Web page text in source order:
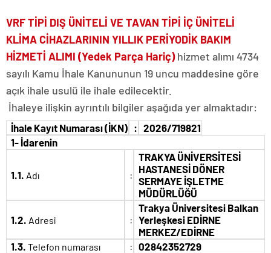
VRF TİPİ DIŞ ÜNİTELİ VE TAVAN TİPİ İÇ ÜNİTELİ
KLİMA CİHAZLARININ YILLIK PERİYODİK BAKIM
HİZMETİ ALIMI (Yedek Parça Hariç)hizmet alımı 4734
sayılı Kamu İhale Kanununun 19 uncu maddesine göre
açık ihale usulü ile ihale edilecektir.
İhaleye ilişkin ayrıntılı bilgiler aşağıda yer almaktadır:
İhale Kayıt Numarası (İKN) : 2026/719821
1- İdarenin
1.1. Adı :
TRAKYA ÜNİVERSİTESİ
HASTANESİ DÖNER
SERMAYE İŞLETME
MÜDÜRLÜĞÜ
1.2. Adresi :
Trakya Üniversitesi Balkan
Yerleşkesi EDİRNE
MERKEZ/EDİRNE
1.3. Telefon numarası : 02842352729